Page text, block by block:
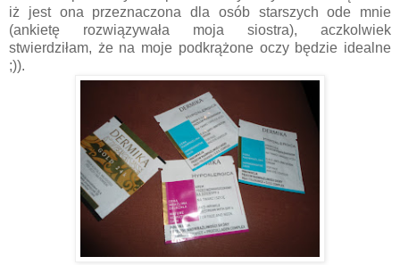
iż jest ona przeznaczona dla osób starszych ode mnie
(ankietę rozwiązywała moja siostra), aczkolwiek
stwierdziłam, że na moje podkrążone oczy będzie idealne
;)).